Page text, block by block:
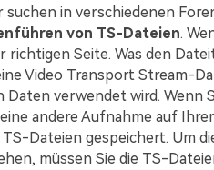
suchen in verschiedenen
von TS-Dateien.
richtigen Seite. Was den
Video Transport Stream-
Daten verwendet wird. Wenn
andere Aufnahme auf
Dateien gespeichert. Um
müssen Sie die TS-